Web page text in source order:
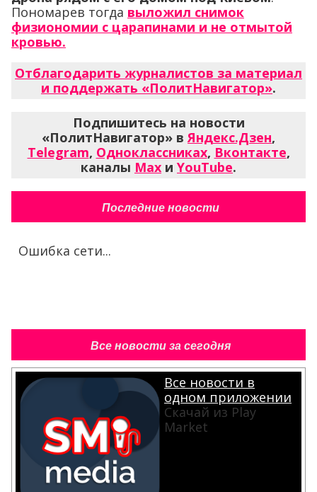
Пономарев тогда выложил снимок
физиономии с царапинами и не отмытой
кровью.
Отблагодарить журналистов за материал
и поддержать «ПолитНавигатор».
Подпишитесь на новости
«ПолитНавигатор» вЯндекс.Дзен,
Telegram, Одноклассниках, Вконтакте,
каналы Max и YouTube.
Последние новости
Ошибка сети...
Все новости за сегодня
Все новости в
одном приложении
Скачай из Play
Market